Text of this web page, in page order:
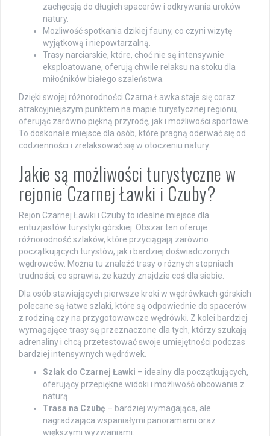
zachęcają do długich spacerów i odkrywania uroków
natury.
Możliwość spotkania dzikiej fauny, co czyni wizytę
wyjątkową i niepowtarzalną.
Trasy narciarskie, które, choć nie są intensywnie
eksploatowane, oferują chwile relaksu na stoku dla
miłośników białego szaleństwa.
Dzięki swojej różnorodności Czarna Ławka staje się coraz
atrakcyjniejszym punktem na mapie turystycznej regionu,
oferując zarówno piękną przyrodę, jak i możliwości sportowe.
To doskonałe miejsce dla osób, które pragną oderwać się od
codzienności i zrelaksować się w otoczeniu natury.
Jakie są możliwości turystyczne w
rejonie Czarnej Ławki i Czuby?
Rejon Czarnej Ławki i Czuby to idealne miejsce dla
entuzjastów turystyki górskiej. Obszar ten oferuje
różnorodność szlaków, które przyciągają zarówno
początkujących turystów, jak i bardziej doświadczonych
wędrowców. Można tu znaleźć trasy o różnych stopniach
trudności, co sprawia, że każdy znajdzie coś dla siebie.
Dla osób stawiających pierwsze kroki w wędrówkach górskich
polecane są łatwe szlaki, które są odpowiednie do spacerów
z rodziną czy na przygotowawcze wędrówki. Z kolei bardziej
wymagające trasy są przeznaczone dla tych, którzy szukają
adrenaliny i chcą przetestować swoje umiejętności podczas
bardziej intensywnych wędrówek.
Szlak do Czarnej Ławki – idealny dla początkujących,
oferujący przepiękne widoki i możliwość obcowania z
naturą.
Trasa na Czubę – bardziej wymagająca, ale
nagradzająca wspaniałymi panoramami oraz
większymi wyzwaniami.